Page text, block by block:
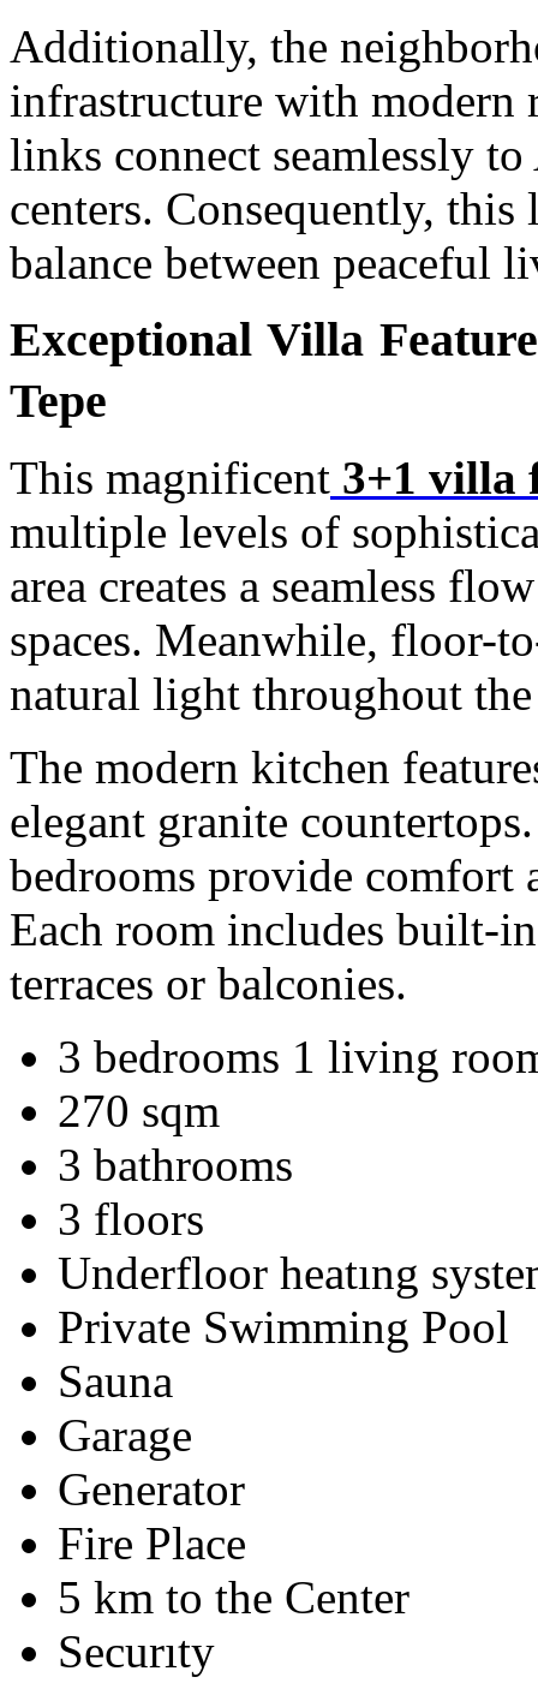
Additionally, the
infrastructure with modern
links connect seamlessly
centers. Consequently,
balance between peaceful
Exceptional Villa
Tepe
This magnificent 3+1 villa
multiple levels of
area creates a seamless
spaces. Meanwhile, floor-
natural light throughout the
The modern kitchen
elegant granite
bedrooms provide
Each room includes built-
terraces or balconies.
3 bedrooms 1 living
270 sqm
3 bathrooms
3 floors
Underfloor heatıng
Private Swimming Pool
Sauna
Garage
Generator
Fire Place
5 km to the Center
Securıty